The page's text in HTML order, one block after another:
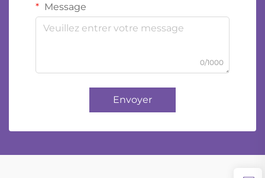
Message
0/1000
Envoyer